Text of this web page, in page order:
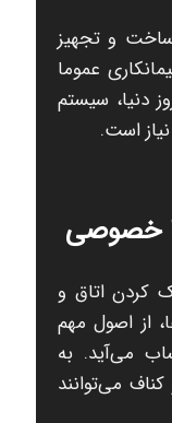
و تجهیز
عموما
دنیا، سیستم
است.
خصوصی
کردن اتاق و
از اصول مهم
می‌آید. به
می‌توانند